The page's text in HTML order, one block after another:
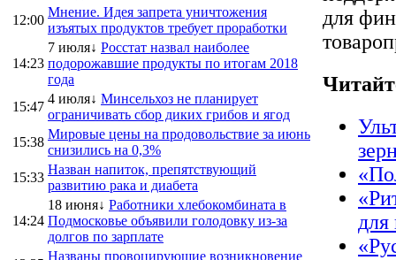
12:00
Мнение. Идея запрета уничтожения
изъятых продуктов требует проработки
14:23
7 июля↓ Росстат назвал наиболее
подорожавшие продукты по итогам 2018
года
15:47
4 июля↓ Минсельхоз не планирует
ограничивать сбор диких грибов и ягод
15:38
Мировые цены на продовольствие за июнь
снизились на 0,3%
15:33
Назван напиток, препятствующий
развитию рака и диабета
14:24
18 июня↓ Работники хлебокомбината в
Подмосковье объявили голодовку из-за
долгов по зарплате
Названы провоцирующие возникновение
для
для